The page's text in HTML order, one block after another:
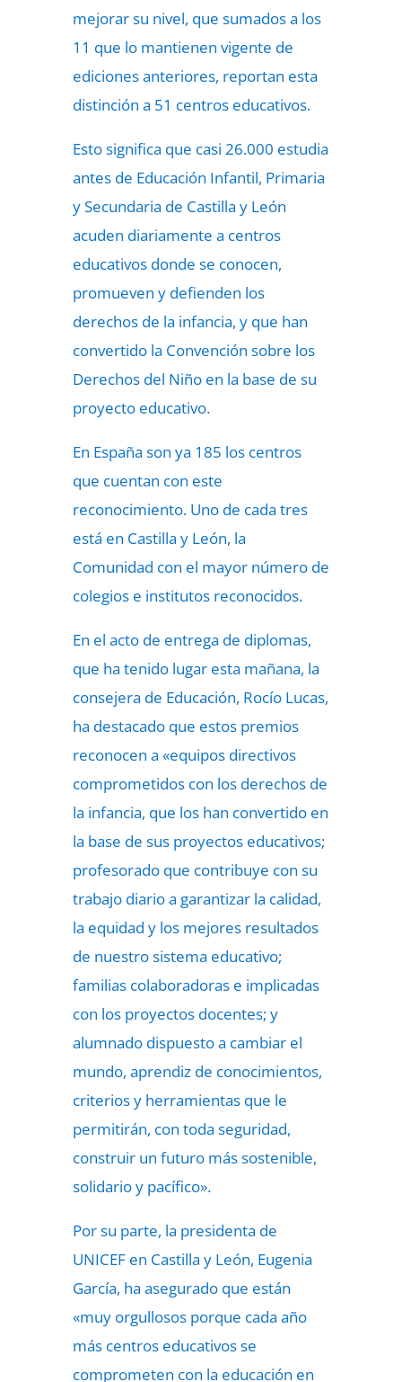
mejorar su nivel, que sumados a los
11 que lo mantienen vigente de
ediciones anteriores, reportan esta
distinción a 51 centros educativos.
Esto significa que casi 26.000 estudia
antes de Educación Infantil, Primaria
y Secundaria de Castilla y León
acuden diariamente a centros
educativos donde se conocen,
promueven y defienden los
derechos de la infancia, y que han
convertido la Convención sobre los
Derechos del Niño en la base de su
proyecto educativo.
En España son ya 185 los centros
que cuentan con este
reconocimiento. Uno de cada tres
está en Castilla y León, la
Comunidad con el mayor número de
colegios e institutos reconocidos.
En el acto de entrega de diplomas,
que ha tenido lugar esta mañana, la
consejera de Educación, Rocío Lucas,
ha destacado que estos premios
reconocen a «equipos directivos
comprometidos con los derechos de
la infancia, que los han convertido en
la base de sus proyectos educativos;
profesorado que contribuye con su
trabajo diario a garantizar la calidad,
la equidad y los mejores resultados
de nuestro sistema educativo;
familias colaboradoras e implicadas
con los proyectos docentes; y
alumnado dispuesto a cambiar el
mundo, aprendiz de conocimientos,
criterios y herramientas que le
permitirán, con toda seguridad,
construir un futuro más sostenible,
solidario y pacífico».
Por su parte, la presidenta de
UNICEF en Castilla y León, Eugenia
García, ha asegurado que están
«muy orgullosos porque cada año
más centros educativos se
comprometen con la educación en